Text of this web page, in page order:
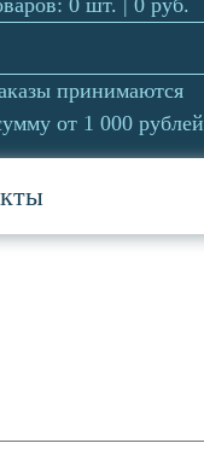
0 шт. | 0руб.
принимаются
от 1 000 рублей